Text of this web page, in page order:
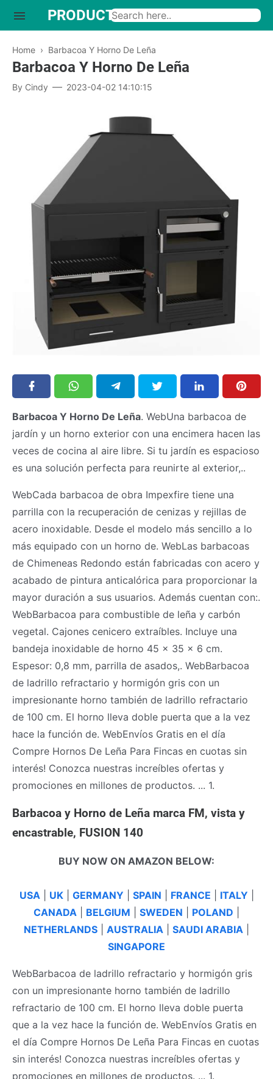
Home › Barbacoa Y Horno De Leña
Barbacoa Y Horno De Leña
By Cindy 2023-04-02 14:10:15
Barbacoa Y Horno De Leña. WebUna barbacoa de
jardín y un horno exterior con una encimera hacen las
veces de cocina al aire libre. Si tu jardín es espacioso
es una solución perfecta para reunirte al exterior,..
WebCada barbacoa de obra Impexfire tiene una
parrilla con la recuperación de cenizas y rejillas de
acero inoxidable. Desde el modelo más sencillo a lo
más equipado con un horno de. WebLas barbacoas
de Chimeneas Redondo están fabricadas con acero y
acabado de pintura anticalórica para proporcionar la
mayor duración a sus usuarios. Además cuentan con:.
WebBarbacoa para combustible de leña y carbón
vegetal. Cajones cenicero extraíbles. Incluye una
bandeja inoxidable de horno 45 x 35 x 6 cm.
Espesor: 0,8 mm, parrilla de asados,. WebBarbacoa
de ladrillo refractario y hormigón gris con un
impresionante horno también de ladrillo refractario
de 100 cm. El horno lleva doble puerta que a la vez
hace la función de. WebEnvíos Gratis en el día
Compre Hornos De Leña Para Fincas en cuotas sin
interés! Conozca nuestras increíbles ofertas y
promociones en millones de productos. ... 1.
Barbacoa y Horno de Leña marca FM, vista y
encastrable, FUSION 140
BUY NOW ON AMAZON BELOW:
USA UK| GERMANY SPAIN FRANCE ITALY
CANADA
BELGIUM SWEDEN POLAND
NETHERLANDS
AUSTRALIA SAUDI ARABIA
SINGAPORE
WebBarbacoa de ladrillo refractario y hormigón gris
con un impresionante horno también de ladrillo
refractario de 100 cm. El horno lleva doble puerta
que a la vez hace la función de. WebEnvíos Gratis en
el día Compre Hornos De Leña Para Fincas en cuotas
sin interés! Conozca nuestras increíbles ofertas y
promociones en millones de productos. ... 1.